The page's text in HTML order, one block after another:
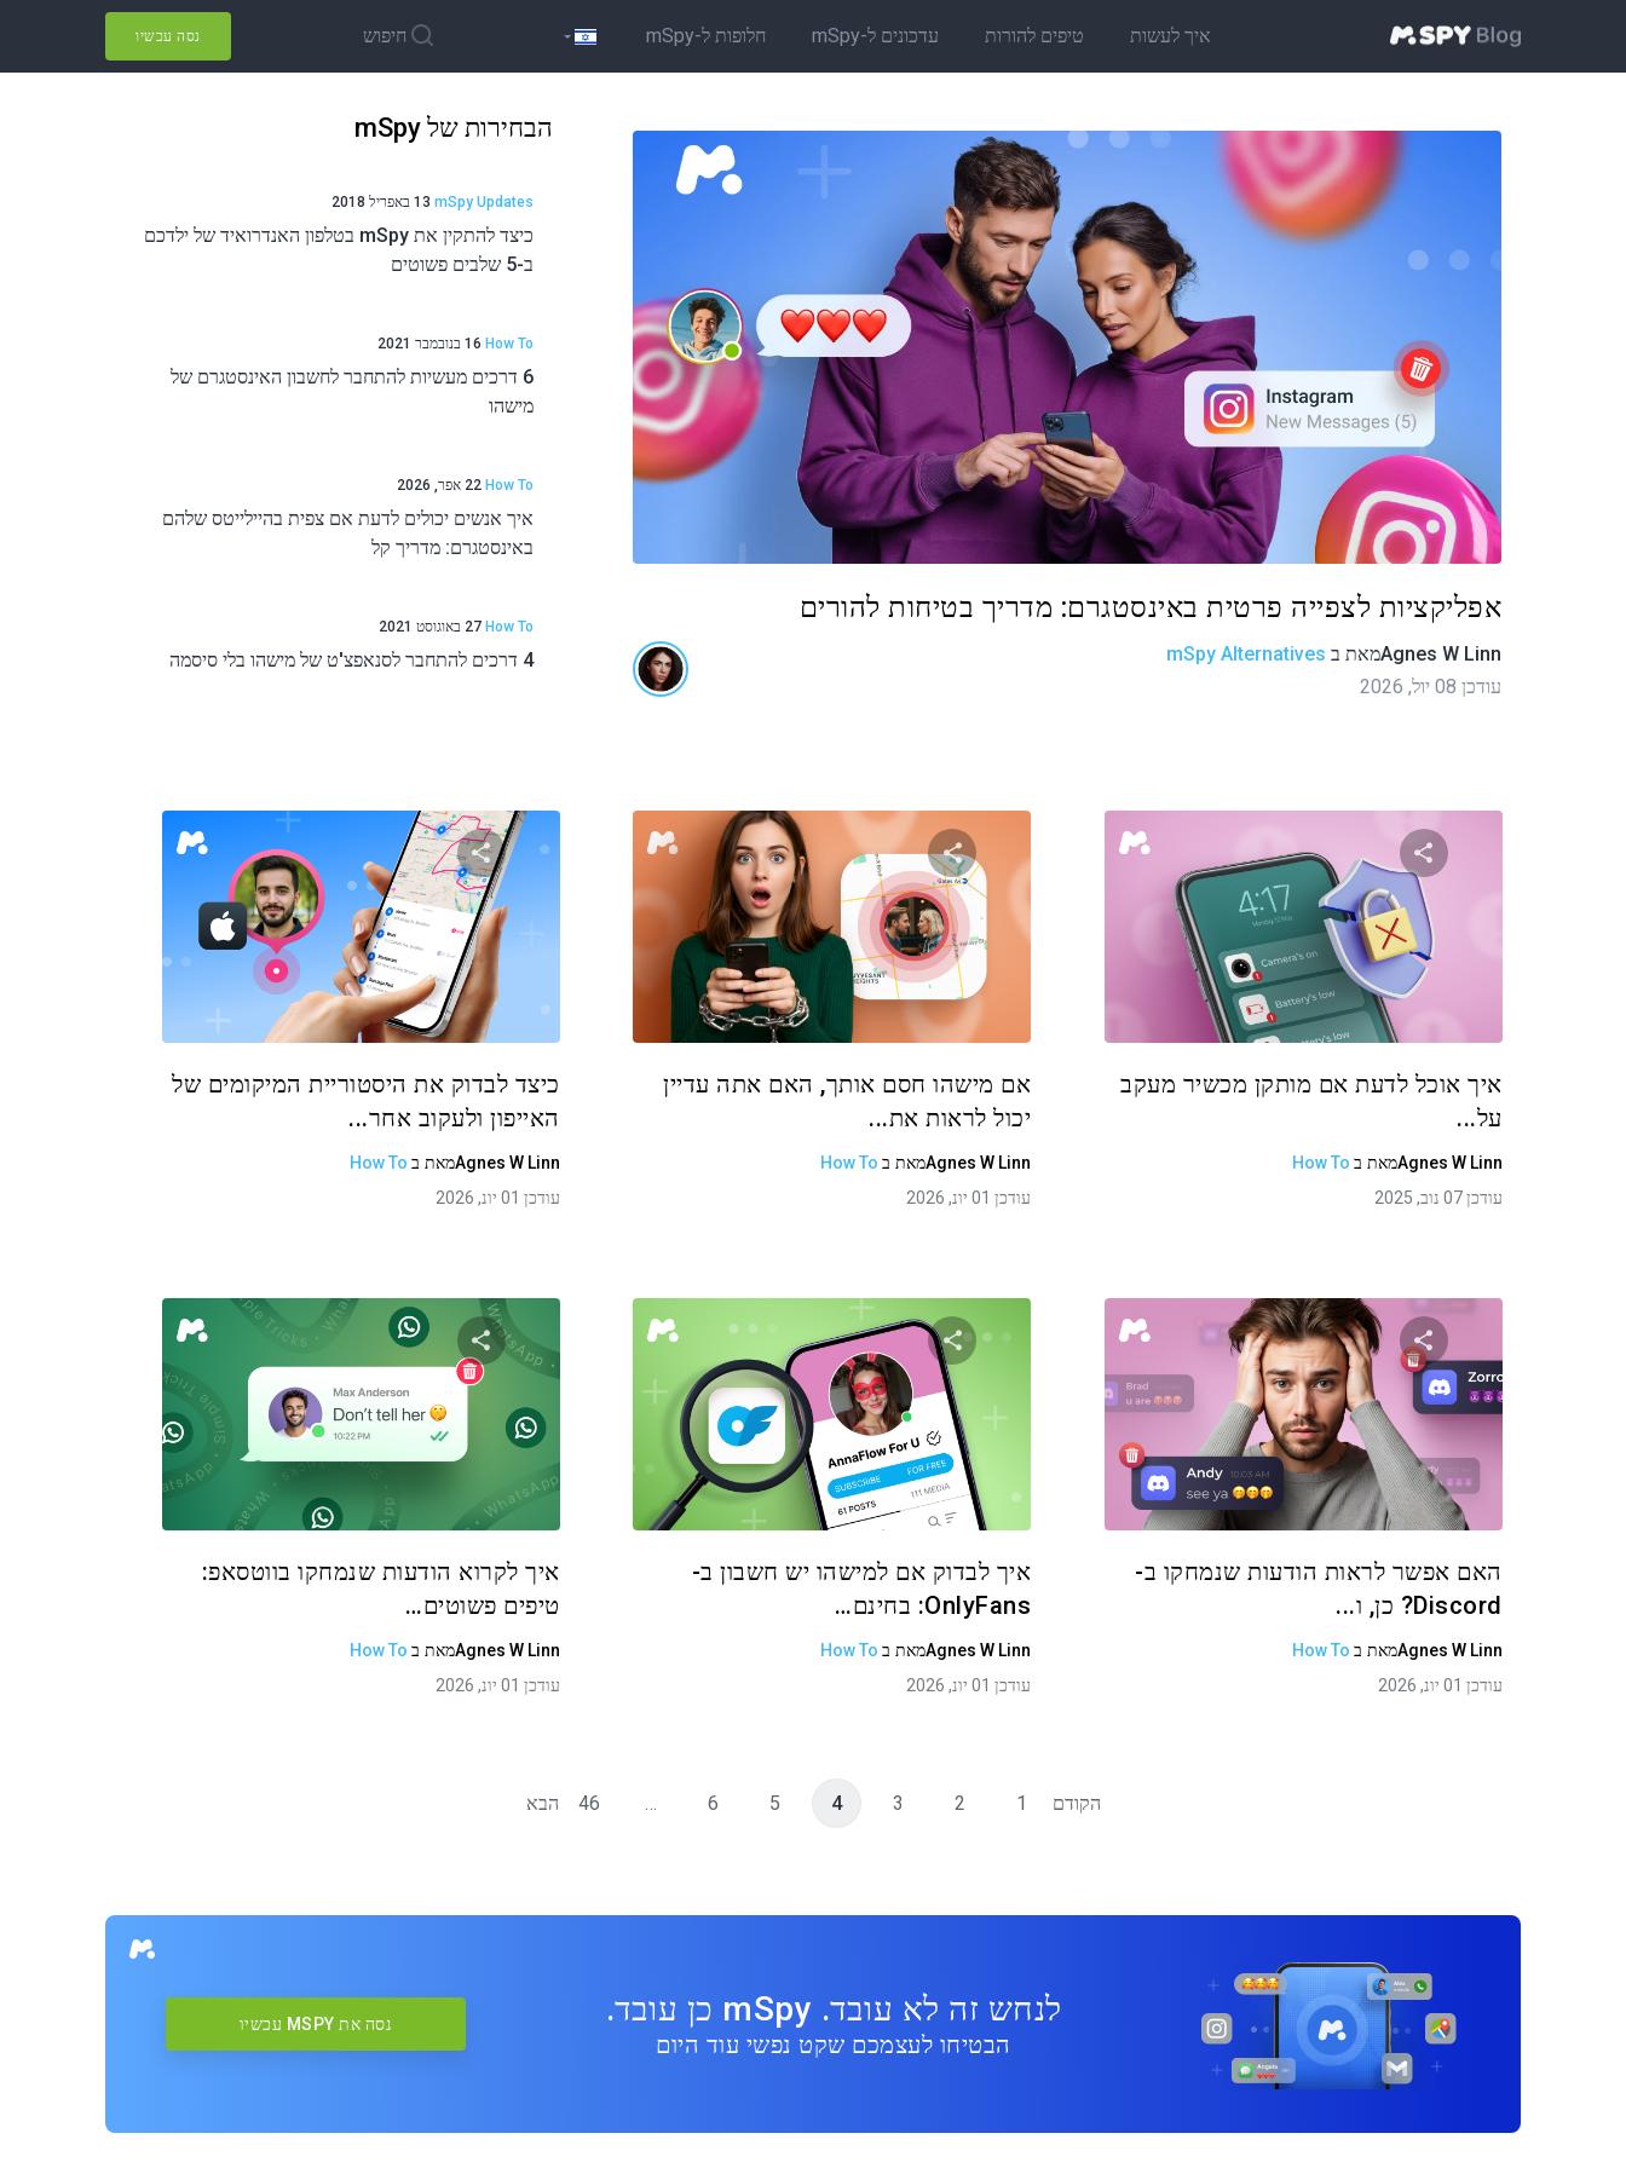
איך לעשות טיפים להורות עדכונים ל-mSpy חלופות ל-mSpy חיפוש נסה עכשיו
אפליקציות לצפייה פרטית באינסטגרם: מדריך בטיחות להורים
Agnes W Linnמאת ב mSpy Alternatives
עודכן 08 יול, 2026
הבחירות של mSpy
mSpy Updates 13 באפריל 2018
כיצד להתקין את mSpy בטלפון האנדרואיד של ילדכם
ב-5 שלבים פשוטים
How To 16 בנובמבר 2021
6 דרכים מעשיות להתחבר לחשבון האינסטגרם של
מישהו
How To 22 אפר, 2026
איך אנשים יכולים לדעת אם צפית בהיילייטס שלהם
באינסטגרם: מדריך קל
How To 27 באוגוסט 2021
4 דרכים להתחבר לסנאפצ'ט של מישהו בלי סיסמה
שתף מאמר זה
טוויטר פייסבוק העתקת קישור
איך אוכל לדעת אם מותקן מכשיר מעקב
על...
Agnes W Linnמאת ב How To
עודכן 07 נוב, 2025
שתף מאמר זה
טוויטר פייסבוק העתקת קישור
אם מישהו חסם אותך, האם אתה עדיין
יכול לראות את...
Agnes W Linnמאת ב How To
עודכן 01 יונ, 2026
שתף מאמר זה
טוויטר פייסבוק העתקת קישור
כיצד לבדוק את היסטוריית המיקומים של
האייפון ולעקוב אחר...
Agnes W Linnמאת ב How To
עודכן 01 יונ, 2026
שתף מאמר זה
טוויטר פייסבוק העתקת קישור
האם אפשר לראות הודעות שנמחקו ב-
Discord? כן, ו...
Agnes W Linnמאת ב How To
עודכן 01 יונ, 2026
שתף מאמר זה
טוויטר פייסבוק העתקת קישור
איך לבדוק אם למישהו יש חשבון ב-
OnlyFans: בחינם…
Agnes W Linnמאת ב How To
עודכן 01 יונ, 2026
שתף מאמר זה
פייסבוק העתקת קישור
איך לקרוא הודעות שנמחקו בווטסאפ:
טיפים פשוטים…
Agnes W Linnמאת ב How To
עודכן 01 יונ, 2026
הקודם 1
2
3
4
5
6
…
46 הבא
לנחש זה לא עובד. mSpy כן עובד.
הבטיחו לעצמכם שקט נפשי עוד היום
נסה את MSPY עכשיו